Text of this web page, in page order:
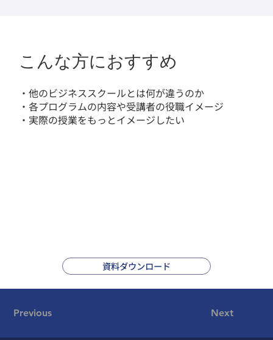
こんな方におすすめ
・他のビジネススクールとは何が違うのか
・各プログラムの内容や受講者の役職イメージ
・実際の授業をもっとイメージしたい
資料ダウンロード
Previous Next